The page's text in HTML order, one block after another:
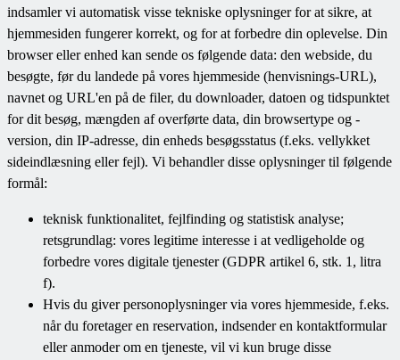
indsamler vi automatisk visse tekniske oplysninger for at sikre, at
hjemmesiden fungerer korrekt, og for at forbedre din oplevelse. Din
browser eller enhed kan sende os følgende data: den webside, du
besøgte, før du landede på vores hjemmeside (henvisnings-URL),
navnet og URL'en på de filer, du downloader, datoen og tidspunktet
for dit besøg, mængden af overførte data, din browsertype og -
version, din IP-adresse, din enheds besøgsstatus (f.eks. vellykket
sideindlæsning eller fejl). Vi behandler disse oplysninger til følgende
formål:
teknisk funktionalitet, fejlfinding og statistisk analyse;
retsgrundlag: vores legitime interesse i at vedligeholde og
forbedre vores digitale tjenester (GDPR artikel 6, stk. 1, litra
f).
Hvis du giver personoplysninger via vores hjemmeside, f.eks.
når du foretager en reservation, indsender en kontaktformular
eller anmoder om en tjeneste, vil vi kun bruge disse